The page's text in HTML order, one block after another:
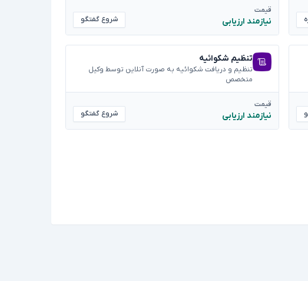
قیمت
نیازمند ارزیابی شروع گفتگو
تنظیم شکوائیه
تنظیم و دریافت شکوائیه به صورت آنلاین توسط وکیل
متخصص
قیمت
نیازمند ارزیابی شروع گفتگو